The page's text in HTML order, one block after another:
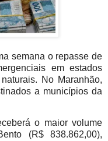
semana o repasse de
em estados
No Maranhão,
a municípios da
o maior volume
(R$ 838.862,00),